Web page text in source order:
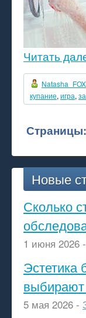
Читать
Natasha_FOX
купание, игра,
Страницы:
Новые
Сколько
1 июня 2026 -
выбирают
5 мая 2026 -